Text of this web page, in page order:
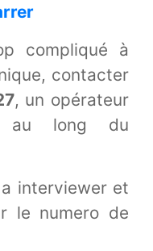
compliqué à
contacter
, un opérateur
au long du
interviewer et
le numero de